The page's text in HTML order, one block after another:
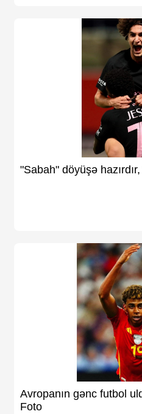
"Sabah" döyüşə
Avropanın gənc futbol
Foto